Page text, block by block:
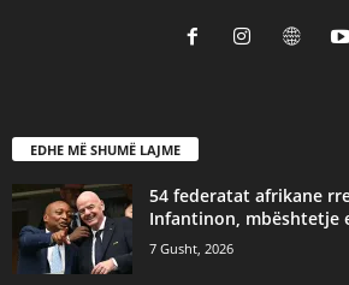
EDHE MË SHUMË LAJME
54 federatat afrikane
Infantinon, mbështetje
7 Gusht, 2026